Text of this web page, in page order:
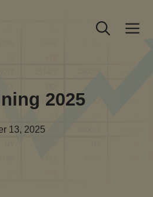
2025
13, 2025